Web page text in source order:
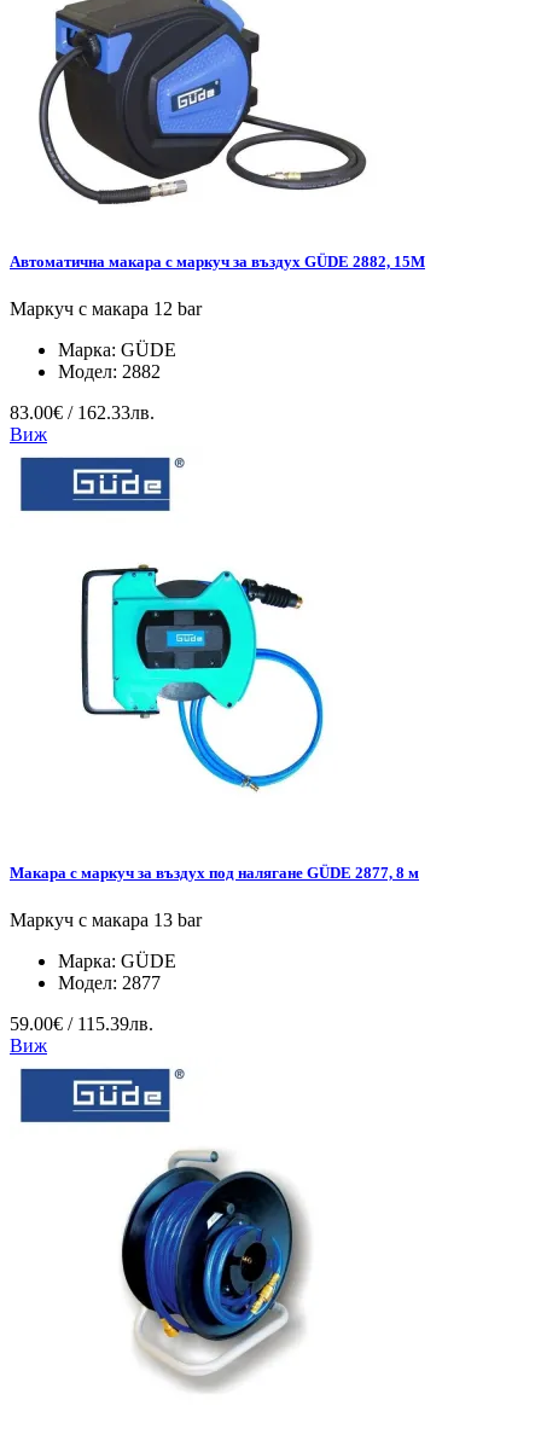
Автоматична макара с маркуч за въздух GÜDE 2882, 15М
Маркуч с макара 12 bar
Марка: GÜDE
Модел: 2882
83.00€ / 162.33лв.
Виж
Макара с маркуч за въздух под налягане GÜDE 2877, 8 м
Маркуч с макара 13 bar
Марка: GÜDE
Модел: 2877
59.00€ / 115.39лв.
Виж